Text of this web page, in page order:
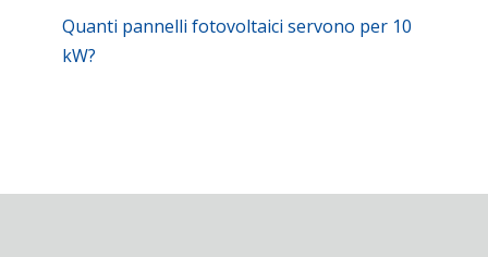
Quanti pannelli fotovoltaici servono per 10
kW?